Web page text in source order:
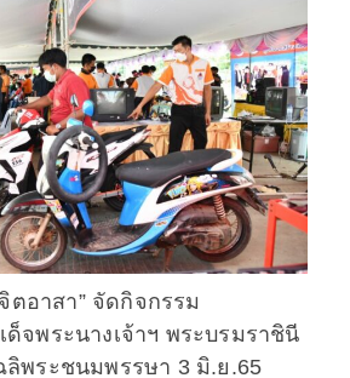
ตอาสา” จัดกิจกรรม
ด็จพระนางเจ้าฯ พระบรมราชินี
ลิพระชนมพรรษา 3 มิ.ย.65